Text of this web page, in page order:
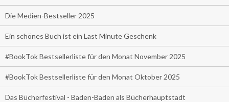
Die Medien-Bestseller 2025
Ein schönes Buch ist ein Last Minute Geschenk
#BookTok Bestsellerliste für den Monat November 2025
#BookTok Bestsellerliste für den Monat Oktober 2025
Das Bücherfestival - Baden-Baden als Bücherhauptstadt